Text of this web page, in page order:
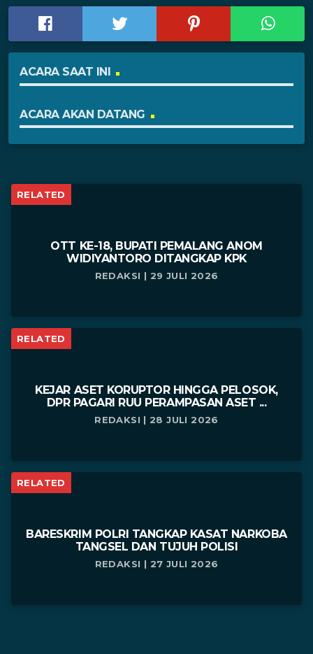
ACARA SAAT INI
ACARA AKAN DATANG
RELATED
OTT KE-18, BUPATI PEMALANG ANOM
WIDIYANTORO DITANGKAP KPK
REDAKSI | 29 JULI 2026
RELATED
KEJAR ASET KORUPTOR HINGGA PELOSOK,
DPR PAGARI RUU PERAMPASAN ASET ...
REDAKSI | 28 JULI 2026
RELATED
BARESKRIM POLRI TANGKAP KASAT NARKOBA
TANGSEL DAN TUJUH POLISI
REDAKSI | 27 JULI 2026